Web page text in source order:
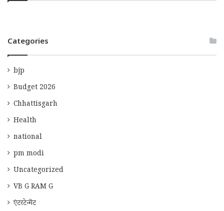
Categories
bjp
Budget 2026
Chhattisgarh
Health
national
pm modi
Uncategorized
VB G RAM G
एंटरटेन्मेंट